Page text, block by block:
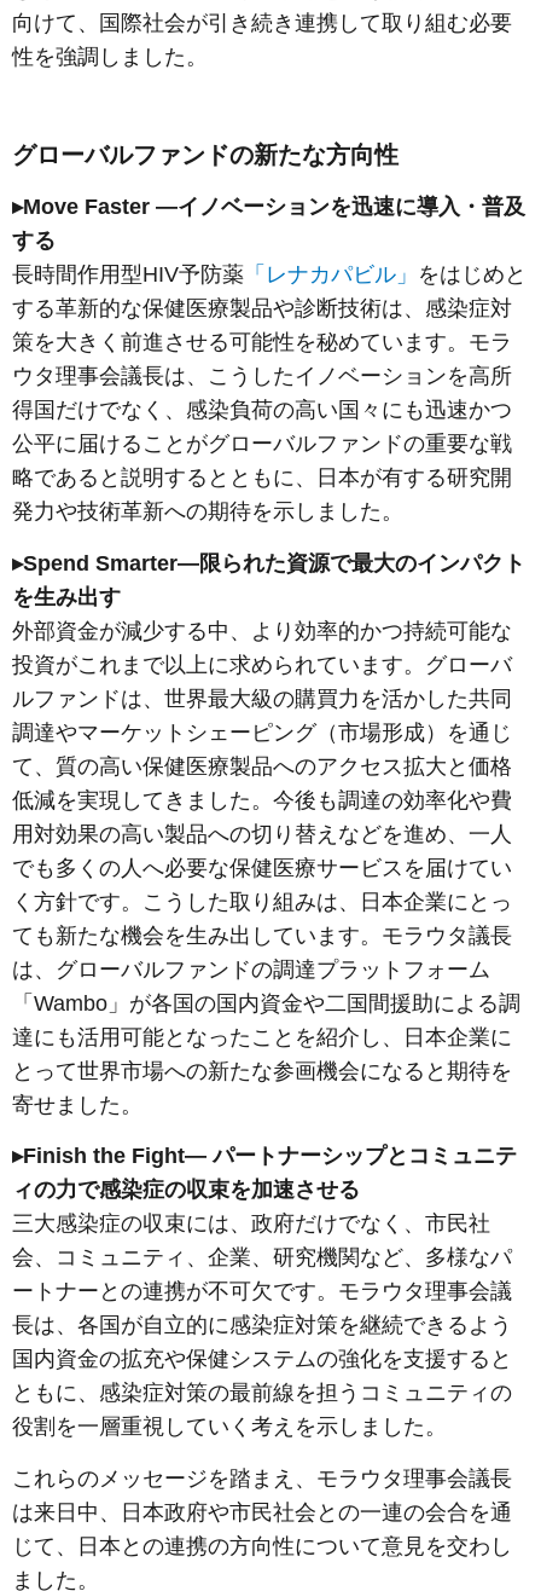
向けて、国際社会が引き続き連携して取り組む必要
性を強調しました。
グローバルファンドの新たな方向性
▸Move Faster ―イノベーションを迅速に導入・普及
する
長時間作用型HIV予防薬 「レナカパビル」
をはじめと
する革新的な保健医療製品や診断技術は、感染症対
策を大きく前進させる可能性を秘めています。モラ
ウタ理事会議長は、こうしたイノベーションを高所
得国だけでなく、感染負荷の高い国々にも迅速かつ
公平に届けることがグローバルファンドの重要な戦
略であると説明するとともに、日本が有する研究開
発力や技術革新への期待を示しました。
▸Spend Smarter―限られた資源で最大のインパクト
を生み出す
外部資金が減少する中、より効率的かつ持続可能な
投資がこれまで以上に求められています。グローバ
ルファンドは、世界最大級の購買力を活かした共同
調達やマーケットシェーピング（市場形成）を通じ
て、質の高い保健医療製品へのアクセス拡大と価格
低減を実現してきました。今後も調達の効率化や費
用対効果の高い製品への切り替えなどを進め、一人
でも多くの人へ必要な保健医療サービスを届けてい
く方針です。こうした取り組みは、日本企業にとっ
ても新たな機会を生み出しています。モラウタ議長
は、グローバルファンドの調達プラットフォーム
「Wambo」が各国の国内資金や二国間援助による調
達にも活用可能となったことを紹介し、日本企業に
とって世界市場への新たな参画機会になると期待を
寄せました。
▸Finish the Fight― パートナーシップとコミュニテ
ィの力で感染症の収束を加速させる
三大感染症の収束には、政府だけでなく、市民社
会、コミュニティ、企業、研究機関など、多様なパ
ートナーとの連携が不可欠です。モラウタ理事会議
長は、各国が自立的に感染症対策を継続できるよう
国内資金の拡充や保健システムの強化を支援すると
ともに、感染症対策の最前線を担うコミュニティの
役割を一層重視していく考えを示しました。
これらのメッセージを踏まえ、モラウタ理事会議長
は来日中、日本政府や市民社会との一連の会合を通
じて、日本との連携の方向性について意見を交わし
ました。